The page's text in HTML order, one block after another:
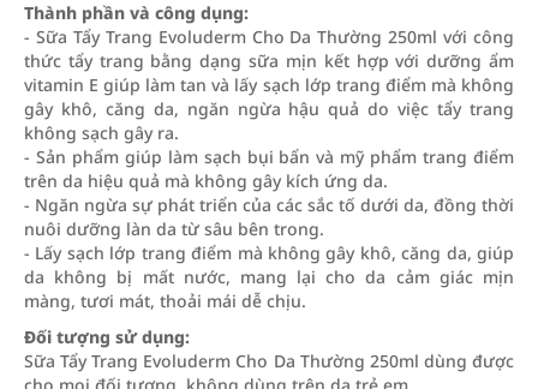
Thành phần và công dụng:
- Sữa Tẩy Trang Evoluderm Cho Da Thường 250ml với công
thức tẩy trang bằng dạng sữa mịn kết hợp với dưỡng ẩm
vitamin E giúp làm tan và lấy sạch lớp trang điểm mà không
gây khô, căng da, ngăn ngừa hậu quả do việc tẩy trang
không sạch gây ra.
- Sản phẩm giúp làm sạch bụi bẩn và mỹ phẩm trang điểm
trên da hiệu quả mà không gây kích ứng da.
- Ngăn ngừa sự phát triển của các sắc tố dưới da, đồng thời
nuôi dưỡng làn da từ sâu bên trong.
- Lấy sạch lớp trang điểm mà không gây khô, căng da, giúp
da không bị mất nước, mang lại cho da cảm giác mịn
màng, tươi mát, thoải mái dễ chịu.
Đối tượng sử dụng:
Sữa Tẩy Trang Evoluderm Cho Da Thường 250ml dùng được